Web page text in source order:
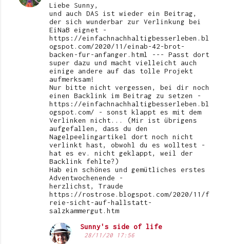
Liebe Sunny,
und auch DAS ist wieder ein Beitrag,
der sich wunderbar zur Verlinkung bei
EiNaB eignet -
https://einfachnachhaltigbesserleben.bl
ogspot.com/2020/11/einab-42-brot-
backen-fur-anfanger.html --- Passt dort
super dazu und macht vielleicht auch
einige andere auf das tolle Projekt
aufmerksam!
Nur bitte nicht vergessen, bei dir noch
einen Backlink im Beitrag zu setzen -
https://einfachnachhaltigbesserleben.bl
ogspot.com/ - sonst klappt es mit dem
Verlinken nicht... (Mir ist übrigens
aufgefallen, dass du den
Nagelpeelingartikel dort noch nicht
verlinkt hast, obwohl du es wolltest -
hat es ev. nicht geklappt, weil der
Backlink fehlte?)
Hab ein schönes und gemütliches erstes
Adventwochenende -
herzlichst, Traude
https://rostrose.blogspot.com/2020/11/f
reie-sicht-auf-hallstatt-
salzkammergut.htm
Sunny's side of life
28/11/20 17:56